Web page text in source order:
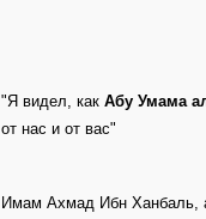
"Я видел, как Абу Умама
от нас и от вас"
Имам Ахмад Ибн Ханбаль,